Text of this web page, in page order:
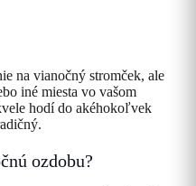
na vianočný stromček, ale
iné miesta vo vašom
hodí do akéhokoľvek
ozdobu?